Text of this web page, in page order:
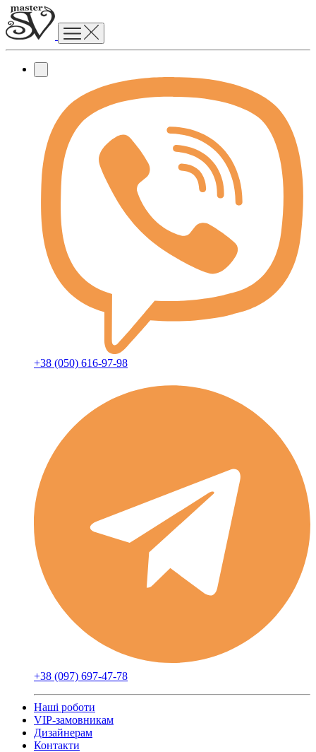
+38 (050) 616-97-98
+38 (097) 697-47-78
Наші роботи
VIP-замовникам
Дизайнерам
Контакти